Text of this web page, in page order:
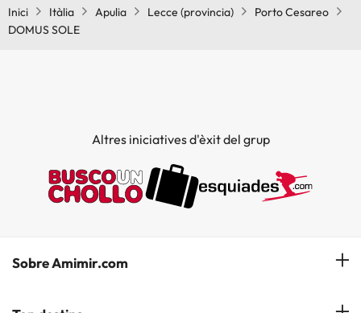
Inici Itàlia Apulia Lecce (provincia)
Porto Cesareo
DOMUS SOLE
Altres iniciatives d'èxit del grup
Sobre Amimir.com
¿Qui som?